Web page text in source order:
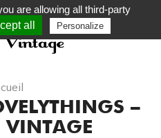
–
VINTAGE
are allowing all third-party
all Personalize